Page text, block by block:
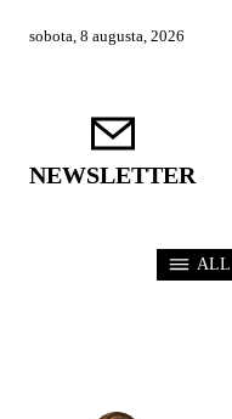
sobota, 8 augusta, 2026
NEWSLETTER
ALL